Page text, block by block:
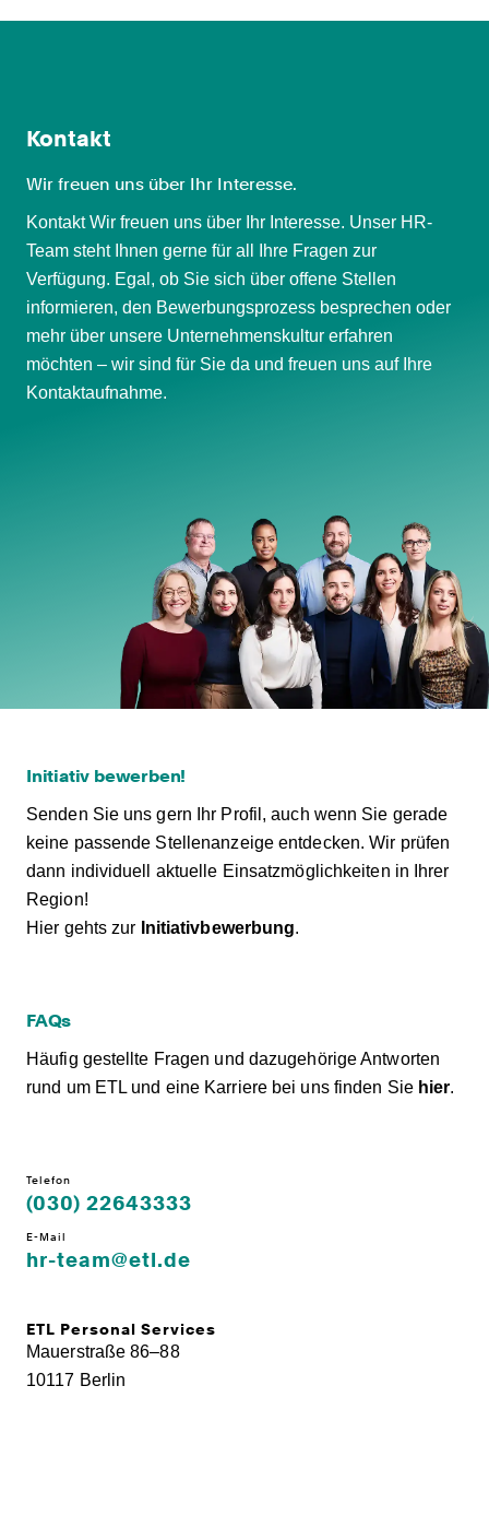
Kontakt
Wir freuen uns über Ihr Interesse.
Kontakt Wir freuen uns über Ihr Interesse. Unser HR-
Team steht Ihnen gerne für all Ihre Fragen zur
Verfügung. Egal, ob Sie sich über offene Stellen
informieren, den Bewerbungsprozess besprechen oder
mehr über unsere Unternehmenskultur erfahren
möchten – wir sind für Sie da und freuen uns auf Ihre
Kontaktaufnahme.
Initiativ bewerben!
Senden Sie uns gern Ihr Profil, auch wenn Sie gerade
keine passende Stellenanzeige entdecken. Wir prüfen
dann individuell aktuelle Einsatzmöglichkeiten in Ihrer
Region!
Hier gehts zur Initiativbewerbung.
FAQs
Häufig gestellte Fragen und dazugehörige Antworten
rund um ETL und eine Karriere bei uns finden Sie hier.
Telefon
(030) 22643333
E-Mail
hr-team@etl.de
ETL Personal Services
Mauerstraße 86–88
10117 Berlin